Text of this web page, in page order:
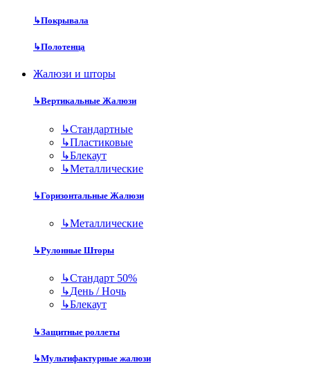
↳Покрывала
↳Полотенца
Жалюзи и шторы
↳Вертикальные Жалюзи
↳Стандартные
↳Пластиковые
↳Блекаут
↳Металлические
↳Горизонтальные Жалюзи
↳Металлические
↳Рулонные Шторы
↳Стандарт 50%
↳День / Ночь
↳Блекаут
↳Защитные роллеты
↳Мультифактурные жалюзи